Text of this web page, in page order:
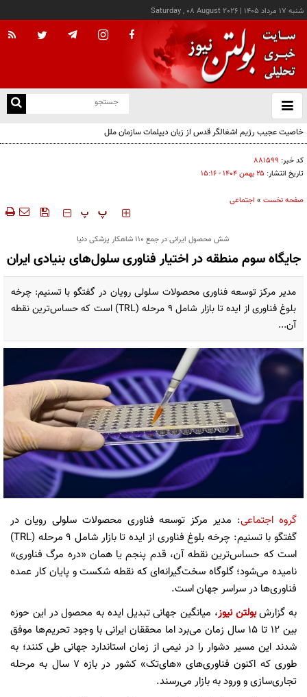
شنبه ۱۷ مرداد ۱۴۰۵ |
Saturday , 08 August 2026
باز
و
خاصیت عجیب رژیم اشغالگر قدس از زبان دیپلمات سازمان ملل
کد خبر: ۸۸۱۵۹۹
تاریخ انتشار: ۲۵ بهمن ۱۴۰۴ - ۱۵:۱۶
صفحه نخست » اجتماعی
‍‍‍ پ پ
شش محصول ایرانی در جمع ۱۱۰ شاهکار پزشکی دنیا
جایگاه سوم منطقه در اختیار فناوری سلول‌های بنیادی ایران
مدیر مرکز توسعه فناوری محصولات سلولی رویان در گفتگو با تسنیم: چرخه
بلوغ فناوری از ایده تا بازار شامل ۹ مرحله (TRL) است که حساس‌ترین نقطه
آن...
گروه اجتماعی: مدیر مرکز توسعه فناوری محصولات سلولی رویان در
گفتگو با تسنیم: چرخه بلوغ فناوری از ایده تا بازار شامل ۹ مرحله (TRL)
است که حساس‌ترین نقطه آن، قدم پنجم یا همان «دره مرگ فناوری»
نامیده می‌شود؛ گلوگاه سخت‌گیرانه‌ای که نقطه شکست و پایان کار عمده
فناوری‌ها در سراسر جهان است.
به گزارشبولتن نیوز، میانگین جهانی تبدیل ایده به محصول در این حوزه
بین ۱۲ تا ۱۵ سال زمان می‌برد اما محققان ایرانی با وجود تحریم‌ها موفق
شدند این مسیر دشوار را در نیمی از زمان استاندارد جهانی طی کنند؛ به
طوری که اکنون فناوری‌های «های‌تک» کشور در بازه ۷ سال به مرحله
تجاری‌سازی و ورود به بازار می‌رسند.